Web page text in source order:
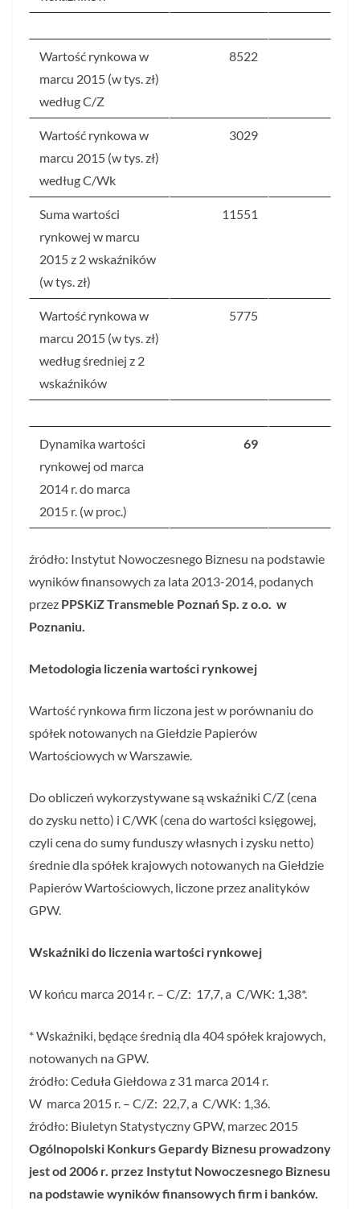
Wartość rynkowa w
marcu 2015 (w tys. zł)
według C/Z
8522
Wartość rynkowa w
marcu 2015 (w tys. zł)
według C/Wk
3029
Suma wartości
rynkowej w marcu
2015 z 2 wskaźników
(w tys. zł)
11551
Wartość rynkowa w
marcu 2015 (w tys. zł)
według średniej z 2
wskaźników
5775
Dynamika wartości
rynkowej od marca
2014 r. do marca
2015 r. (w proc.)
69
źródło: Instytut Nowoczesnego Biznesu na podstawie
wyników finansowych za lata 2013-2014, podanych
przez PPSKiZ Transmeble Poznań Sp. z o.o. w
Poznaniu.
Metodologia liczenia wartości rynkowej
Wartość rynkowa firm liczona jest w porównaniu do
spółek notowanych na Giełdzie Papierów
Wartościowych w Warszawie.
Do obliczeń wykorzystywane są wskaźniki C/Z (cena
do zysku netto) i C/WK (cena do wartości księgowej,
czyli cena do sumy funduszy własnych i zysku netto)
średnie dla spółek krajowych notowanych na Giełdzie
Papierów Wartościowych, liczone przez analityków
GPW.
Wskaźniki do liczenia wartości rynkowej
W końcu marca 2014 r. – C/Z: 17,7, a C/WK: 1,38*.
* Wskaźniki, będące średnią dla 404 spółek krajowych,
notowanych na GPW.
źródło: Ceduła Giełdowa z 31 marca 2014 r.
W marca 2015 r. – C/Z: 22,7, a C/WK: 1,36.
źródło: Biuletyn Statystyczny GPW, marzec 2015
Ogólnopolski Konkurs Gepardy Biznesu prowadzony
jest od 2006 r. przez Instytut Nowoczesnego Biznesu
na podstawie wyników finansowych firm i banków.